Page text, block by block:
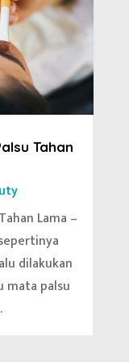
Tahan
Lama –
dilakukan
mata palsu